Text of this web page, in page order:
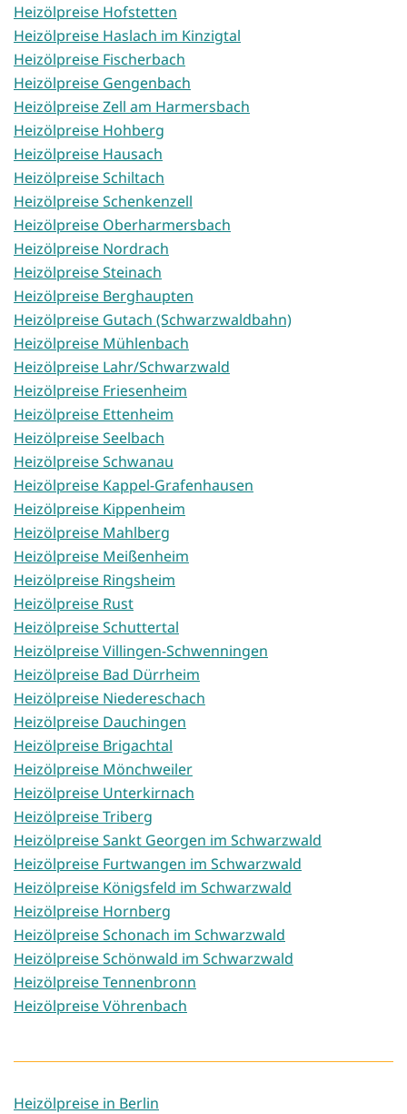
Heizölpreise Hofstetten
Heizölpreise Haslach im Kinzigtal
Heizölpreise Fischerbach
Heizölpreise Gengenbach
Heizölpreise Zell am Harmersbach
Heizölpreise Hohberg
Heizölpreise Hausach
Heizölpreise Schiltach
Heizölpreise Schenkenzell
Heizölpreise Oberharmersbach
Heizölpreise Nordrach
Heizölpreise Steinach
Heizölpreise Berghaupten
Heizölpreise Gutach (Schwarzwaldbahn)
Heizölpreise Mühlenbach
Heizölpreise Lahr/Schwarzwald
Heizölpreise Friesenheim
Heizölpreise Ettenheim
Heizölpreise Seelbach
Heizölpreise Schwanau
Heizölpreise Kappel-Grafenhausen
Heizölpreise Kippenheim
Heizölpreise Mahlberg
Heizölpreise Meißenheim
Heizölpreise Ringsheim
Heizölpreise Rust
Heizölpreise Schuttertal
Heizölpreise Villingen-Schwenningen
Heizölpreise Bad Dürrheim
Heizölpreise Niedereschach
Heizölpreise Dauchingen
Heizölpreise Brigachtal
Heizölpreise Mönchweiler
Heizölpreise Unterkirnach
Heizölpreise Triberg
Heizölpreise Sankt Georgen im Schwarzwald
Heizölpreise Furtwangen im Schwarzwald
Heizölpreise Königsfeld im Schwarzwald
Heizölpreise Hornberg
Heizölpreise Schonach im Schwarzwald
Heizölpreise Schönwald im Schwarzwald
Heizölpreise Tennenbronn
Heizölpreise Vöhrenbach
Heizölpreise in Berlin